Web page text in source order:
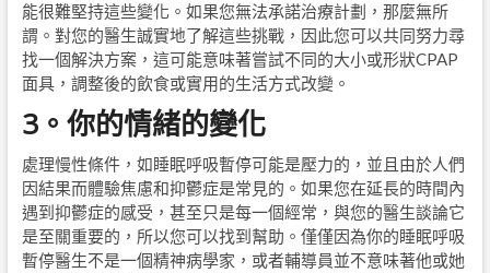
能很難堅持這些變化。如果您無法承諾治療計劃，那麼無所
謂。對您的醫生誠實地了解這些挑戰，因此您可以共同努力尋
找一個解決方案，這可能意味著嘗試不同的大小或形狀CPAP
面具，調整後的飲食或實用的生活方式改變。
3。你的情緒的變化
處理慢性條件，如睡眠呼吸暫停可能是壓力的，並且由於人們
因結果而體驗焦慮和抑鬱症是常見的。如果您在延長的時間內
遇到抑鬱症的感受，甚至只是每一個經常，與您的醫生談論它
是至關重要的，所以您可以找到幫助。僅僅因為你的睡眠呼吸
暫停醫生不是一個精神病學家，或者輔導員並不意味著他或她